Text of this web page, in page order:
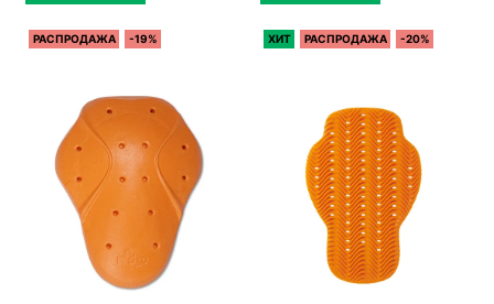
РАСПРОДАЖА -19% ХИТ РАСПРОДАЖА -20%